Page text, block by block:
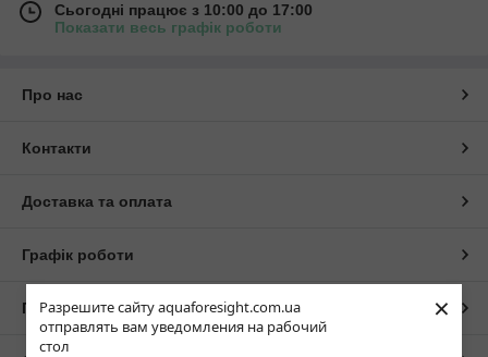
Разрешите сайту aquaforesight.com.ua
отправлять вам уведомления на рабочий
стол
×
Сьогодні працює з 10:00 до 17:00
Показати весь графік роботи
Про нас
Контакти
Доставка та оплата
Графік роботи
Повна версія сайту